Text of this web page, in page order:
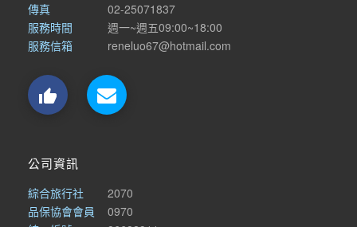
傳真
02-25071837
服務時間
週一~週五09:00~18:00
服務信箱
reneluo67@hotmail.com

公司資訊
綜合旅行社
2070
品保協會會員
0970